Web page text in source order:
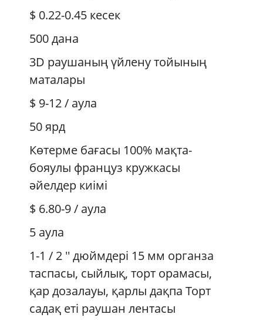
$ 0.22-0.45 кесек
500 дана
3D раушаның үйлену тойының
маталары
$ 9-12/ аула
50 ярд
Көтерме бағасы 100% мақта-
бояулы француз кружкасы
әйелдер киімі
$ 6.80-9/ аула
5 аула
1-1 / 2 '' дюймдері 15 мм органза
таспасы, сыйлық, торт орамасы,
қар дозалауы, қарлы дақпа Торт
садақ еті раушан лентасы